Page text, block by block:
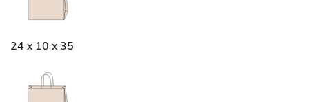
24 x 10 x 35